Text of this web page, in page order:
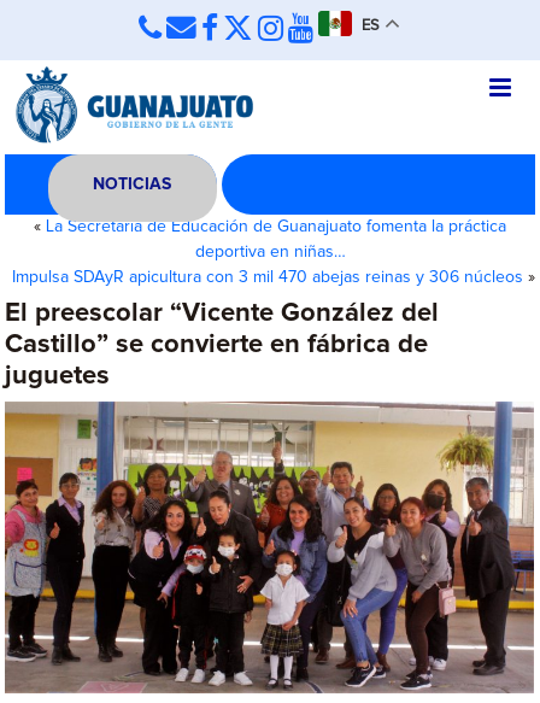
ES
NOTICIAS
« La Secretaría de Educación de Guanajuato fomenta la práctica
deportiva en niñas…
Impulsa SDAyR apicultura con 3 mil 470 abejas reinas y 306 núcleos »
El preescolar “Vicente González del
Castillo” se convierte en fábrica de
juguetes